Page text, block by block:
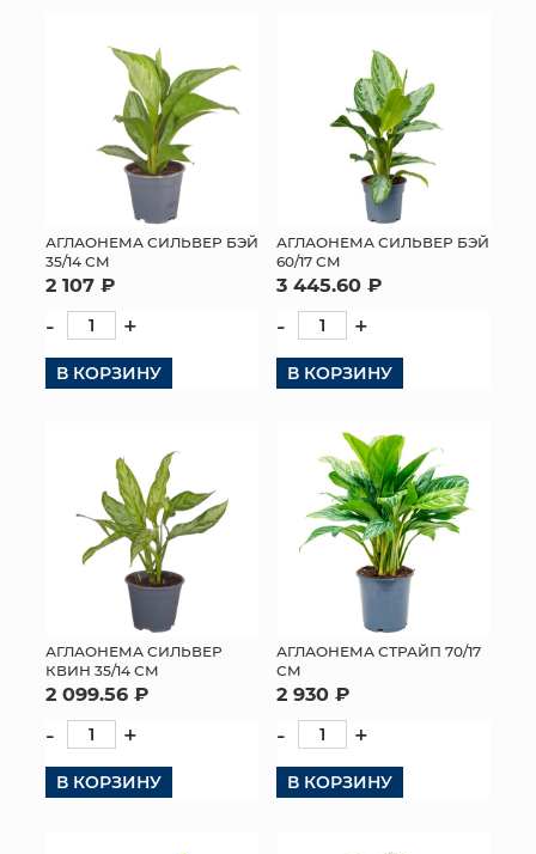
АГЛАОНЕМА СИЛЬВЕР БЭЙ
35/14 СМ
2 107 ₽
- +
В КОРЗИНУ
АГЛАОНЕМА СИЛЬВЕР БЭЙ
60/17 СМ
3 445.60 ₽
- +
В КОРЗИНУ
АГЛАОНЕМА СИЛЬВЕР
КВИН 35/14 СМ
2 099.56 ₽
- +
В КОРЗИНУ
АГЛАОНЕМА СТРАЙП 70/17
СМ
2 930 ₽
- +
В КОРЗИНУ